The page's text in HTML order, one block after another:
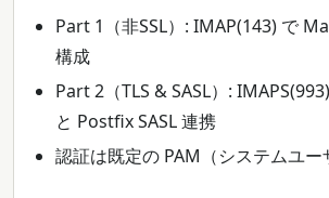
Part 1（非SSL）: IMAP(143) で
構成
Part 2（TLS & SASL）:
と Postfix SASL 連携
認証は既定の PAM（システムユー